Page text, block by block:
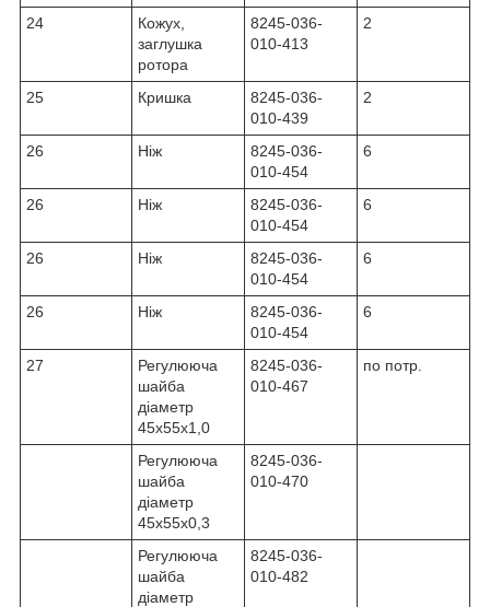
24
Кожух,
заглушка
ротора
8245-036-
010-413
2
25 Кришка
8245-036-
010-439
2
26 Ніж
8245-036-
010-454
6
26 Ніж
8245-036-
010-454
6
26 Ніж
8245-036-
010-454
6
26 Ніж
8245-036-
010-454
6
27
Регулююча
шайба
діаметр
45x55x1,0
8245-036-
010-467
по потр.
Регулююча
шайба
діаметр
45x55x0,3
8245-036-
010-470
Регулююча
шайба
діаметр
8245-036-
010-482